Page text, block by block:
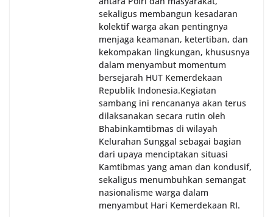
sekaligus membangun kesadaran
kolektif warga akan pentingnya
menjaga keamanan, ketertiban, dan
kekompakan lingkungan, khususnya
dalam menyambut momentum
bersejarah HUT Kemerdekaan
Republik Indonesia.‎Kegiatan
sambang ini rencananya akan terus
dilaksanakan secara rutin oleh
Bhabinkamtibmas di wilayah
Kelurahan Sunggal sebagai bagian
dari upaya menciptakan situasi
Kamtibmas yang aman dan kondusif,
sekaligus menumbuhkan semangat
nasionalisme warga dalam
menyambut Hari Kemerdekaan RI.